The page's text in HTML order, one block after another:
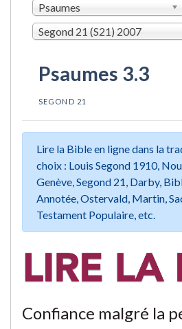
Psaumes
Segond 21 (S21) 2007
Psaumes 3.3
SEGOND 21
Lire la Bible en ligne dans la
choix : Louis Segond 1910,
Genève, Segond 21, Darby,
Annotée, Ostervald, Martin,
Testament Populaire, etc.
Confiance malgré la